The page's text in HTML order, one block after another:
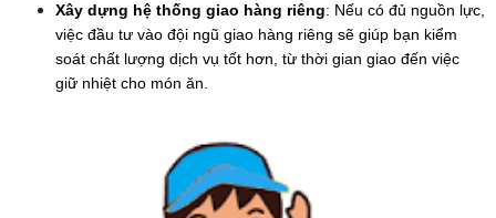
Xây dựng hệ thống giao hàng riêng: Nếu có đủ nguồn lực,
việc đầu tư vào đội ngũ giao hàng riêng sẽ giúp bạn kiểm
soát chất lượng dịch vụ tốt hơn, từ thời gian giao đến việc
giữ nhiệt cho món ăn.